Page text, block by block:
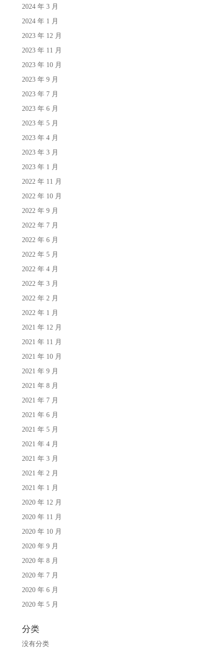
2024 年 3 月
2024 年 1 月
2023 年 12 月
2023 年 11 月
2023 年 10 月
2023 年 9 月
2023 年 7 月
2023 年 6 月
2023 年 5 月
2023 年 4 月
2023 年 3 月
2023 年 1 月
2022 年 11 月
2022 年 10 月
2022 年 9 月
2022 年 7 月
2022 年 6 月
2022 年 5 月
2022 年 4 月
2022 年 3 月
2022 年 2 月
2022 年 1 月
2021 年 12 月
2021 年 11 月
2021 年 10 月
2021 年 9 月
2021 年 8 月
2021 年 7 月
2021 年 6 月
2021 年 5 月
2021 年 4 月
2021 年 3 月
2021 年 2 月
2021 年 1 月
2020 年 12 月
2020 年 11 月
2020 年 10 月
2020 年 9 月
2020 年 8 月
2020 年 7 月
2020 年 6 月
2020 年 5 月
分类
没有分类